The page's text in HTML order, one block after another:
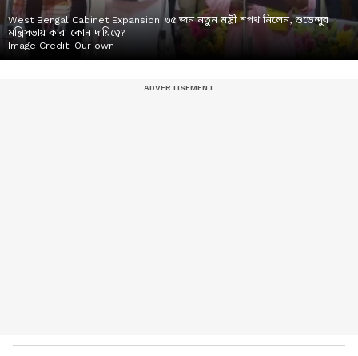
West Bengal Cabinet Expansion: ৩৫ জন নতুন মন্ত্রী শপথ নিলেন, শুভেন্দুর
মন্ত্রিসভায় কারা কোন দায়িত্বে?
Image Credit: Our own